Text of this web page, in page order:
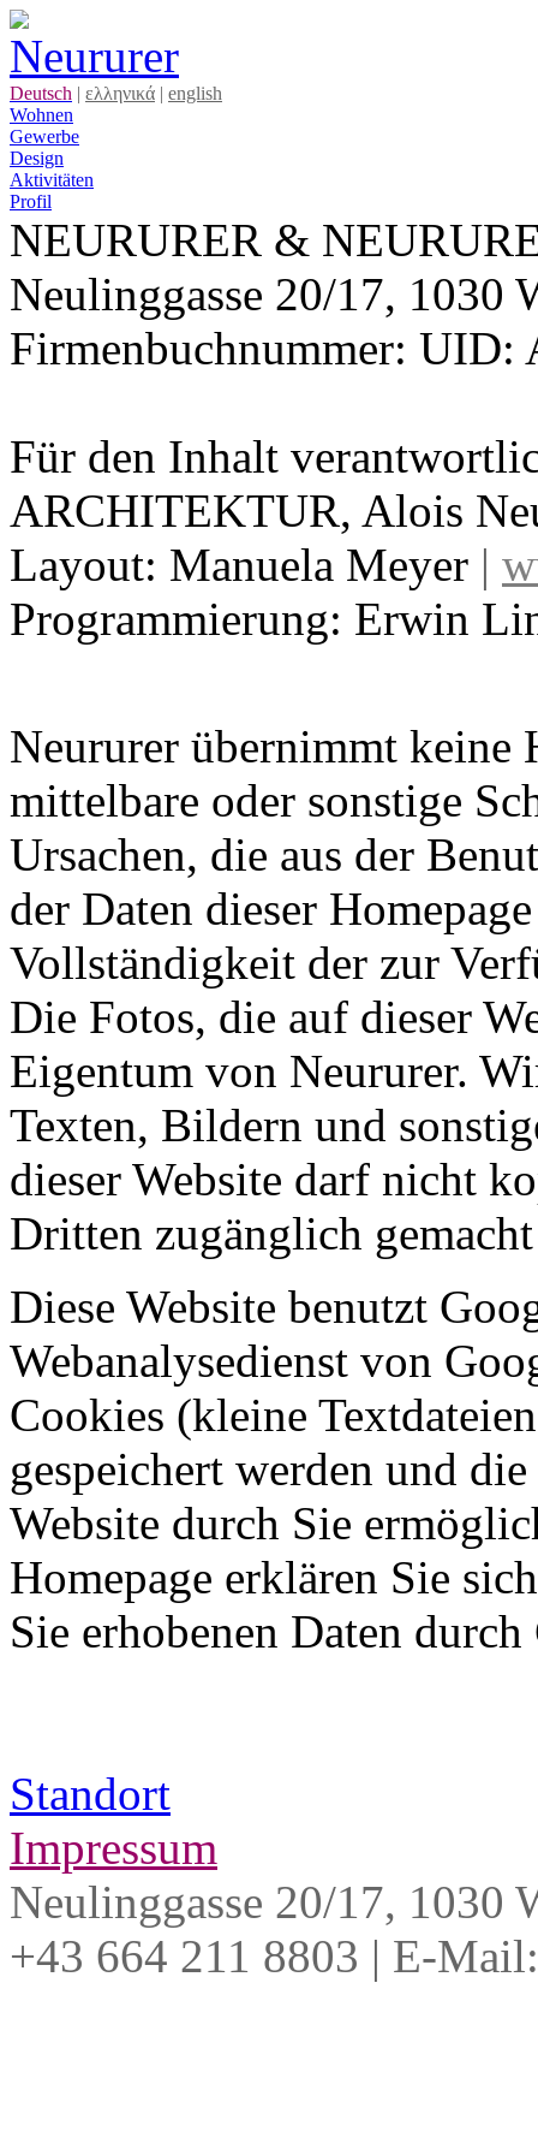
Deutsch | ελληνικά | english
Wohnen
Gewerbe
Design
Aktivitäten
Profil
NEURURER &
Neulinggasse 20/17, 1030
Firmenbuchnummer: UID:
Für den Inhalt
ARCHITEKTUR, Alois
Layout: Manuela Meyer |
Programmierung: Erwin
Neururer übernimmt keine
mittelbare oder sonstige
Ursachen, die aus der
der Daten dieser
Vollständigkeit der zur
Die Fotos, die auf dieser
Eigentum von Neururer.
Texten, Bildern und
dieser Website darf nicht
Dritten zugänglich
Diese Website benutzt
Webanalysedienst von
Cookies (kleine
gespeichert werden und
Website durch Sie
Homepage erklären Sie
Sie erhobenen Daten
Standort
Impressum
Neulinggasse 20/17, 1030
+43 664 211 8803 | E-